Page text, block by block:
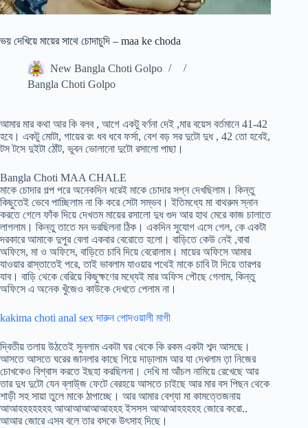
ভয় দেখিয়ে মায়ের সাথে চোদাচুদি – maa ke choda
New Bangla Choti Golpo
Bangla Choti Golpo
আমার মার কথা আর কি বলব , আগে একটু বর্ণনা দেই ,মার বয়েস বর্তমানে 41-42
হবে। একটু মোটা, গায়ের রং ধব ধবে ফর্সা, বেশ বড় সর দুটো দুধ , 42 তো হবেই,
টস টসে দুইটা ঠোঁট, ভুবন ভোলানো দুটো রসালো পাছা।
Bangla Choti MAA CHALE
মাকে চোদার গল্প পরে অনেকদিন ধরেই মাকে চোদার সপ্ন দেখছিলাম। কিন্তু
কিছুতেই ভেবে পাচ্ছিলাম না কি করে সেটা সম্ভব। ইতিমধ্যে মা বাথরুম স্নান
করতে গেলে ফাঁক দিয়ে দেখতম মায়ের রসালো দুধ গুদ আর হাথ মেরে কাজ চালাতে
লাগলাম। কিন্তু তাতে মন ভরছিলনা ঠিক। একদিন সুযোগ এসে গেল, কে একটা
দরকারে আমাকে দুপুর বেলা একবার বেরোতে হলো। বাড়িতে কেউ নেই ,বাবা
অফিসে, মা ও অফিসে, বাড়িতে চাবি দিয়ে বেরোলাম। মায়ের অফিসে আমার
যাওয়ার রাস্তাতেই পরে, তাই ভাবলাম যাওয়ার পথেই মাকে চাবি টা দিয়ে তারপর
যাব। বাড়ি থেকে বেরিয়ে কিছুক্ষণের মধ্যেই মার অফিস পৌছে গেলাম, কিন্তু
অফিসে এ অনেক খুঁজেও কাউকে দেখতে পেলাম না।
kakima choti anal sex দারুন পোদওয়ালী মাগী
দ্বিতীয় তলায় উঠতেই সুনলাম একটা ঘর থেকে কি রকম একটা শব্দ আসছে।
আসতে আসতে ঘরের জানলার কাছে গিয়ে দাড়ালাম আর যা দেখলাম ত়া নিজের
চোখকেও বিশ্বাস করতে ইছহা করছিলনা। দেখি মা আঁচল নামিয়ে রেখেছে আর
তার দুধ দুটো যেন ব্লাউ্জ ফেটে বেরহয়ে আসতে চাইছে আর মার বস পিছন থেকে
শাড়ী সহ সায়া তুলে মাকে ঠাপাচ্ছে। আর আমার বেশ্যা মা কামত্তেজনায়
আআহহহহহহহ আআআআআআহহহ ইসসস আআআহহহহহ জোরে করো..
আআর জোরে এসব বলে তার বসকে উৎসাহ দিছে।